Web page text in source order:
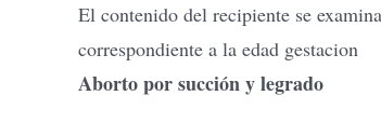
El contenido del recipiente se
correspondiente a la edad gestacion
Aborto por succión y legrado